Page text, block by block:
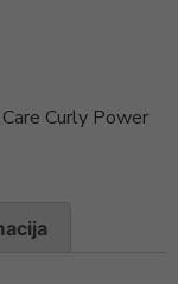
Curly Power